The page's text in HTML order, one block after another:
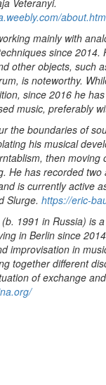
Veteranyi.
mainly with
since 2014.
other objects, such
is noteworthy.
since 2016 he
music, preferably
the boundaries of
his musical
then moving
He has recorded
is currently active
Slurge. https://eric-
(b. 1991 in Russia) is
in Berlin since
improvisation in
together different
of exchange